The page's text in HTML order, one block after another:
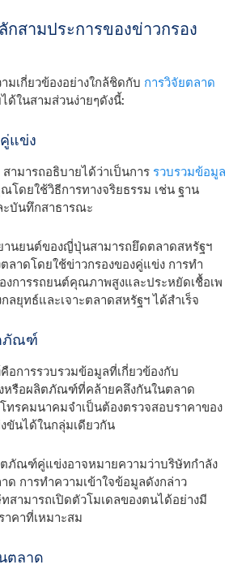
กสามประการของข่าวกรอง
มเกี่ยวข้องอย่างใกล้ชิดกับ การวิจัยตลาด
ด้ในสามส่วนง่ายๆดังนี้:
แข่ง
สามารถอธิบายได้ว่าเป็นการ รวบรวมข้อมูล
โดยใช้วิธีการทางจริยธรรม เช่น ฐาน
บันทึกสาธารณะ
นยนต์ของญี่ปุ่นสามารถยึดตลาดสหรัฐฯ
ลาดโดยใช้ข่าวกรองของคู่แข่ง การทํา
งการรถยนต์คุณภาพสูงและประหยัดเชื้อเพ
ลยุทธ์และเจาะตลาดสหรัฐฯ ได้สําเร็จ
ภัณฑ์
การรวบรวมข้อมูลที่เกี่ยวข้องกับ
รือผลิตภัณฑ์ที่คล้ายคลึงกันในตลาด
ทรคมนาคมจําเป็นต้องตรวจสอบราคาของ
นได้ในกลุ่มเดียวกัน
ตภัณฑ์คู่แข่งอาจหมายความว่าบริษัทกําลัง
ด การทําความเข้าใจข้อมูลดังกล่าว
สามารถเปิดตัวโมเดลของตนได้อย่างมี
าคาที่เหมาะสม
ตลาด